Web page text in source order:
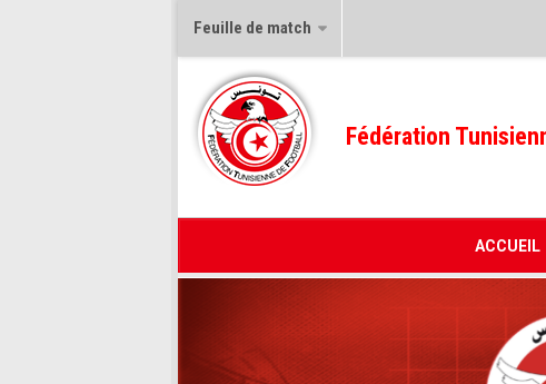
Feuille de match
Fédération
ACCUEIL